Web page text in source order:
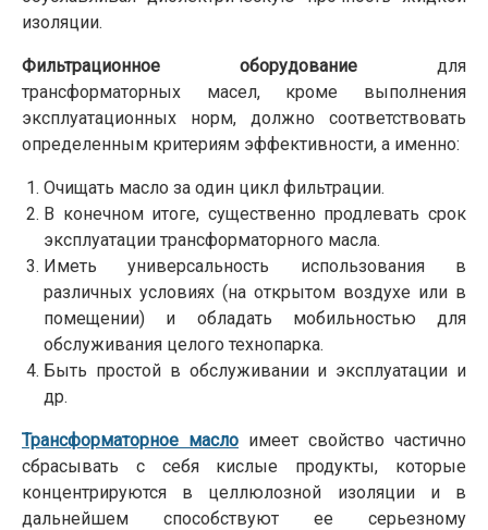
изоляции.
Фильтрационное оборудование для
трансформаторных масел, кроме выполнения
эксплуатационных норм, должно соответствовать
определенным критериям эффективности, а именно:
Очищать масло за один цикл фильтрации.
В конечном итоге, существенно продлевать срок
эксплуатации трансформаторного масла.
Иметь универсальность использования в
различных условиях (на открытом воздухе или в
помещении) и обладать мобильностью для
обслуживания целого технопарка.
Быть простой в обслуживании и эксплуатации и
др.
Трансформаторное масло имеет свойство частично
сбрасывать с себя кислые продукты, которые
концентрируются в целлюлозной изоляции и в
дальнейшем способствуют ее серьезному